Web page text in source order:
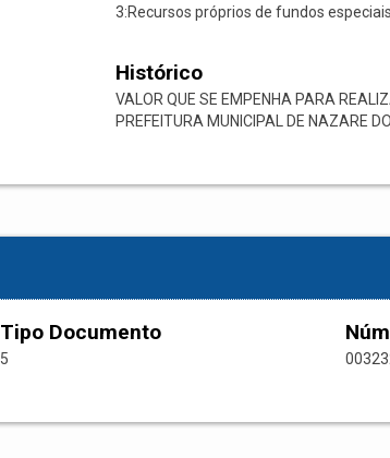
3:Recursos próprios de fundos
Histórico
VALOR QUE SE EMPENHA PARA
PREFEITURA MUNICIPAL DE NAZARE DO
Tipo Documento
5